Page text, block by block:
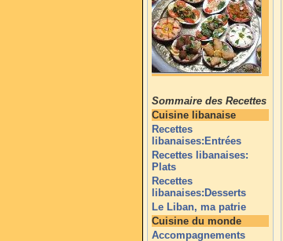
Sommaire des Recettes
Cuisine libanaise
Recettes
libanaises:Entrées
Recettes libanaises:
Plats
Recettes
libanaises:Desserts
Le Liban, ma patrie
Cuisine du monde
Accompagnements